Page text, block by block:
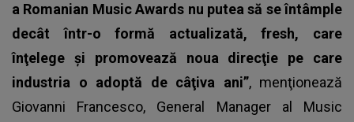
a Romanian Music Awards nu putea să se întâmple
decât într-o formă actualizată, fresh, care
înţelege şi promovează noua direcţie pe care
industria o adoptă de câţiva ani”, menţionează
Giovanni Francesco, General Manager al Music